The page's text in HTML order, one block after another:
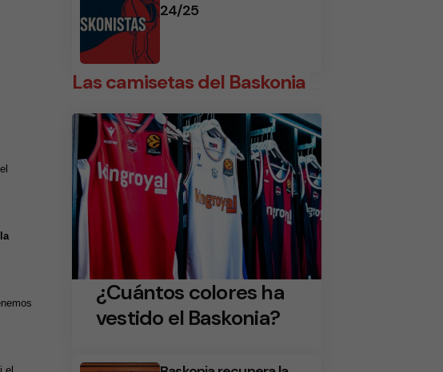
24/25
Las camisetas del Baskonia
¿Cuántos colores ha
vestido el Baskonia?